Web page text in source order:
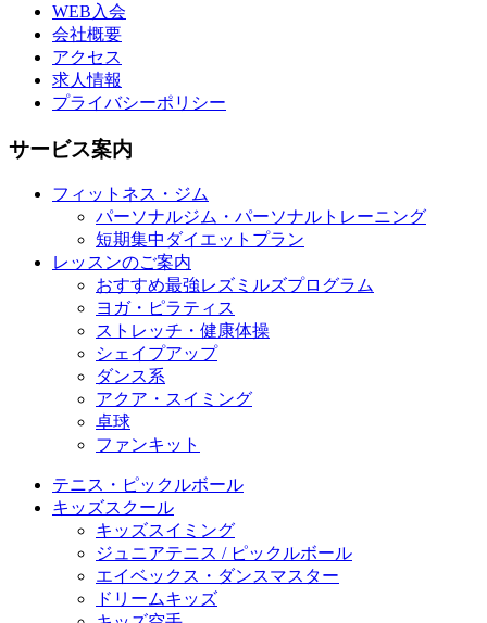
WEB入会
会社概要
アクセス
求人情報
プライバシーポリシー
サービス案内
フィットネス・ジム
パーソナルジム・パーソナルトレーニング
短期集中ダイエットプラン
レッスンのご案内
おすすめ最強レズミルズプログラム
ヨガ・ピラティス
ストレッチ・健康体操
シェイプアップ
ダンス系
アクア・スイミング
卓球
ファンキット
テニス・ピックルボール
キッズスクール
キッズスイミング
ジュニアテニス / ピックルボール
エイベックス・ダンスマスター
ドリームキッズ